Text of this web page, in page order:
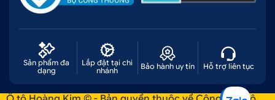
Sản phẩm đa
dạng
Lắp đặt tại chi
nhánh
Bảo hành uy tín Hỗ trợ liên tục